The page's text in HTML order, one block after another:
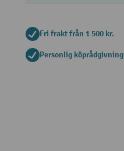
Fri frakt från 1 500 kr.
Personlig köprådgivning